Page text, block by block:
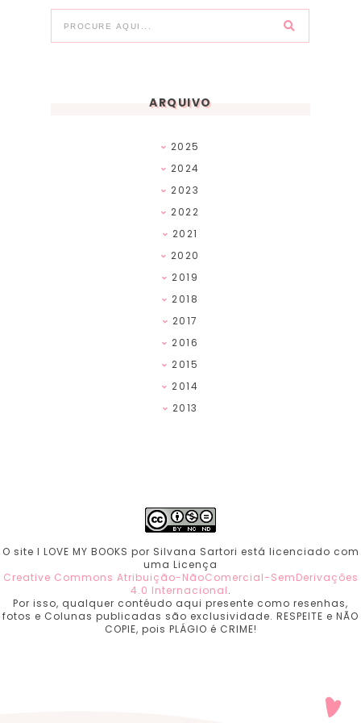
ARQUIVO
2025
2024
2023
2022
2021
2020
2019
2018
2017
2016
2015
2014
2013
O site I LOVE MY BOOKS por Silvana Sartori está licenciado com
uma Licença
Creative Commons Atribuição-NãoComercial-SemDerivações
4.0 Internacional.
Por isso, qualquer contéudo aqui presente como resenhas,
fotos e Colunas publicadas são exclusividade. RESPEITE e NÃO
COPIE, pois PLÁGIO é CRIME!